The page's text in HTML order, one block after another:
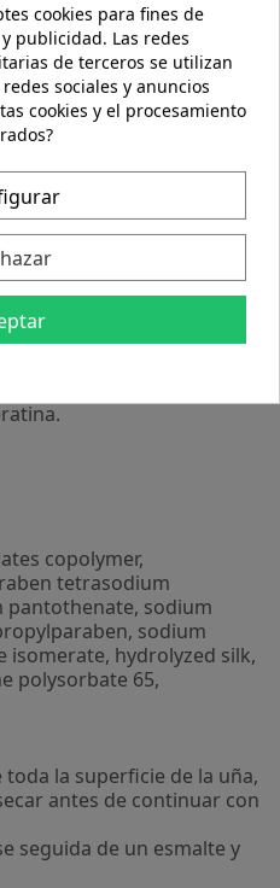
la descamación, la rotura y
a mantener su
proporciona a la
copolymer,
tetrasodium
pantothenate, sodium
sodium
isomerate, hydrolyzed silk,
polysorbate 65,
la superficie de la uña,
antes de continuar con
seguida de un esmalte y
cookies para fines de
publicidad. Las redes
de terceros se utilizan
sociales y anuncios
cookies y el procesamiento